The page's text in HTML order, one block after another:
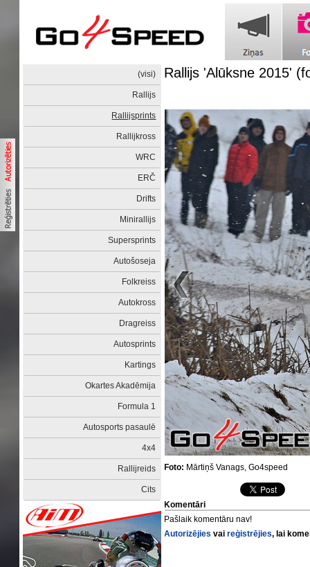
(visi)
Rallijs
Rallijsprints
Rallijkross
WRC
ERČ
Drifts
Minirallijs
Supersprints
Autošoseja
Folkreiss
Autokross
Dragreiss
Autosprints
Kartings
Okartes Akadēmija
Formula 1
Autosports pasaulē
4x4
Rallijreids
Cits
Rallijs 'Alūksne 2015'
Foto: Mārtiņš Vanags, Go4speed
Komentāri
Pašlaik komentāru nav!
Autorizējies vaireģistrējies, lai